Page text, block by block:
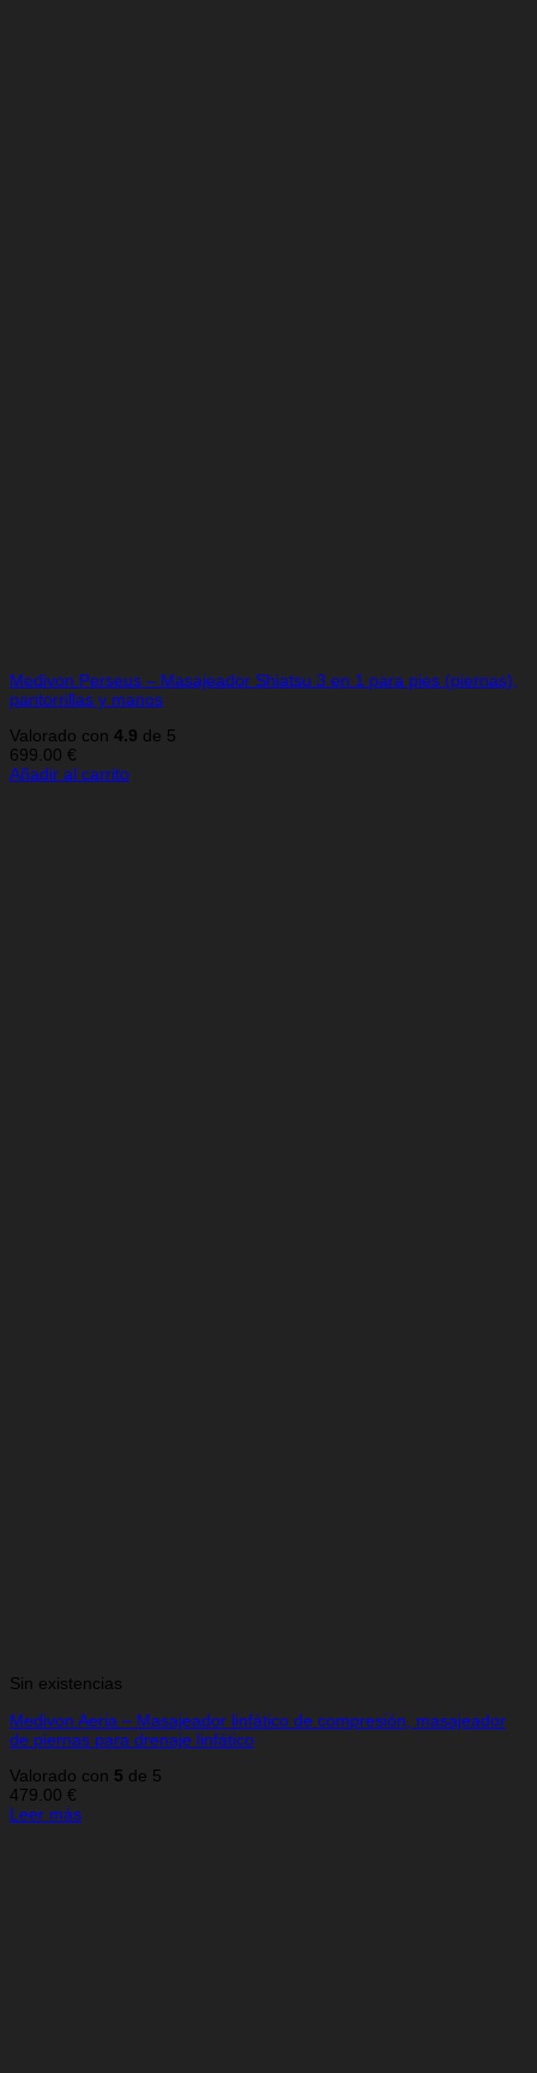
Medivon Perseus – Masajeador Shiatsu 3 en 1 para pies (piernas),
pantorrillas y manos
Valorado con 4.9 de 5
699.00 €
Añadir al carrito
Sin existencias
Medivon Aeria – Masajeador linfático de compresión, masajeador
de piernas para drenaje linfático
Valorado con 5 de 5
479.00 €
Leer más